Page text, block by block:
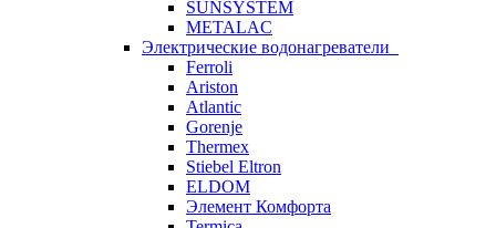
SUNSYSTEM
METALAC
Электрические водонагреватели
Ferroli
Ariston
Atlantic
Gorenje
Thermex
Stiebel Eltron
ELDOM
Элемент Комфорта